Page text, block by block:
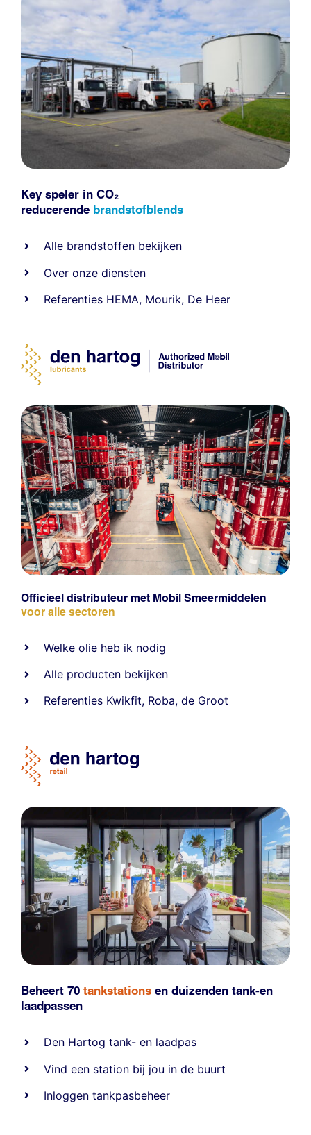
Key speler in CO₂
reducerende brandstofblends
Alle brandstoffen bekijken
Over onze diensten
Referenties HEMA, Mourik, De Heer
Officieel distributeur met Mobil Smeermiddelen
voor alle sectoren
Welke olie heb ik nodig
Alle producten bekijken
Referenties Kwikfit, Roba,de Groot
Beheert 70 tankstations en duizenden tank-en
laadpassen
Den Hartog tank- en laadpas
Vind een station bij jou in de buurt
Inloggen tankpasbeheer